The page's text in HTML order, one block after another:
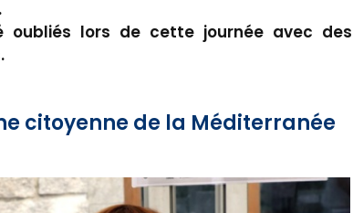
oubliés lors de cette journée avec des
citoyenne de la Méditerranée